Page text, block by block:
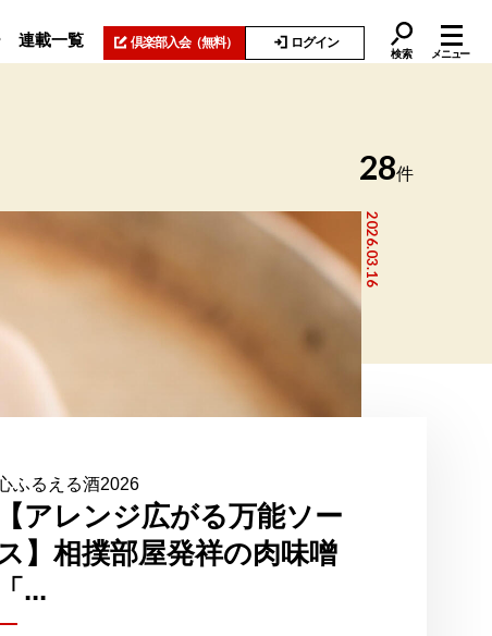
連載一覧 倶楽部入会（無料） ログイン
検索 メニュー
28件
2026.03.16
ふるえる酒2026
【アレンジ広がる万能ソー
】相撲部屋発祥の肉味噌
「...